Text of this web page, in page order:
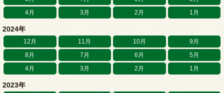
4月
3月 2月 1月
2024年
12月 11月 10月
9月
8月
7月 6月
5月
4月
3月 2月 1月
2023年